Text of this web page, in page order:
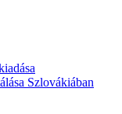
Szlovákiában